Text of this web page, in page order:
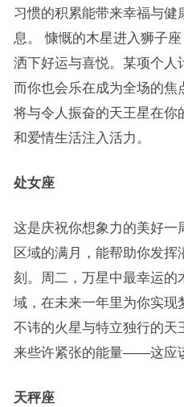
习惯的积累能带来幸福与健
息。 慷慨的木星进入狮子
洒下好运与喜悦。某项个人
而你也会乐在成为全场的焦
将与令人振奋的天王星在你
和爱情生活注入活力。
处女座
这是庆祝你想象力的美好一
区域的满月，能帮助你发
刻。周二，万星中最幸运的
域，在未来一年里为你实现
不讳的火星与特立独行的天
来些许紧张的能量——这应
天秤座